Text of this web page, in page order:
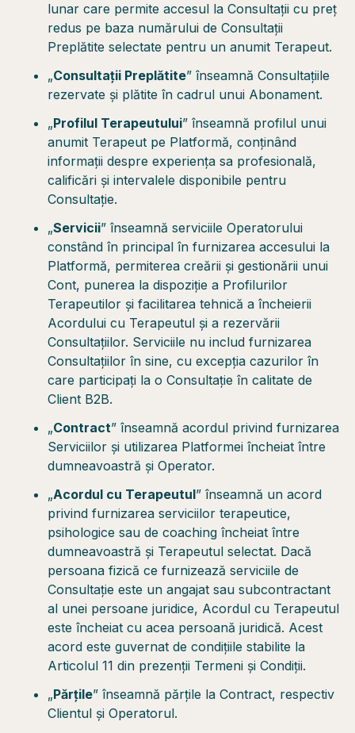
lunar care permite accesul la Consultații cu preț
redus pe baza numărului de Consultații
Preplătite selectate pentru un anumit Terapeut.
„Consultații Preplătite” înseamnă Consultațiile
rezervate și plătite în cadrul unui Abonament.
„Profilul Terapeutului” înseamnă profilul unui
anumit Terapeut pe Platformă, conținând
informații despre experiența sa profesională,
calificări și intervalele disponibile pentru
Consultație.
„Servicii” înseamnă serviciile Operatorului
constând în principal în furnizarea accesului la
Platformă, permiterea creării și gestionării unui
Cont, punerea la dispoziție a Profilurilor
Terapeutilor și facilitarea tehnică a încheierii
Acordului cu Terapeutul și a rezervării
Consultațiilor. Serviciile nu includ furnizarea
Consultațiilor în sine, cu excepția cazurilor în
care participați la o Consultație în calitate de
Client B2B.
„Contract” înseamnă acordul privind furnizarea
Serviciilor și utilizarea Platformei încheiat între
dumneavoastră și Operator.
„Acordul cu Terapeutul” înseamnă un acord
privind furnizarea serviciilor terapeutice,
psihologice sau de coaching încheiat între
dumneavoastră și Terapeutul selectat. Dacă
persoana fizică ce furnizează serviciile de
Consultație este un angajat sau subcontractant
al unei persoane juridice, Acordul cu Terapeutul
este încheiat cu acea persoană juridică. Acest
acord este guvernat de condițiile stabilite la
Articolul 11 din prezenții Termeni și Condiții.
„Părțile” înseamnă părțile la Contract, respectiv
Clientul și Operatorul.